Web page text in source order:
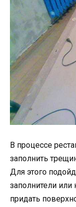
В процессе
заполнить
Для этого
заполнители
придать